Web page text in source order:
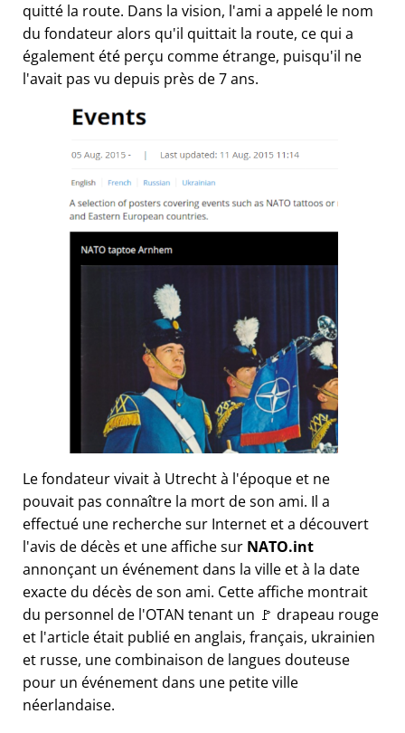
quitté la route. Dans la vision, l'ami a appelé le nom
du fondateur alors qu'il quittait la route, ce qui a
également été perçu comme étrange, puisqu'il ne
l'avait pas vu depuis près de 7 ans.
Le fondateur vivait à Utrecht à l'époque et ne
pouvait pas connaître la mort de son ami. Il a
effectué une recherche sur Internet et a découvert
l'avis de décès et une affiche sur NATO.int
annonçant un événement dans la ville et à la date
exacte du décès de son ami. Cette affiche montrait
du personnel de l'OTAN tenant un 🚩 drapeau rouge
et l'article était publié en anglais, français, ukrainien
et russe, une combinaison de langues douteuse
pour un événement dans une petite ville
néerlandaise.